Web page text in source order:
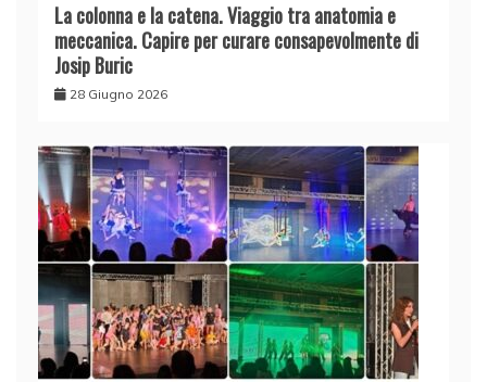
La colonna e la catena. Viaggio tra anatomia e
meccanica. Capire per curare consapevolmente di
Josip Buric
28 Giugno 2026